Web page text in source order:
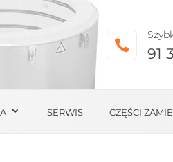
 91
SERWIS CZĘŚCI